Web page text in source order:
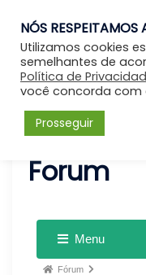
Forum
Menu
Fórum
NÓS
Utilizamos cookies
semelhantes de
Política de
você concorda com
Prosseguir